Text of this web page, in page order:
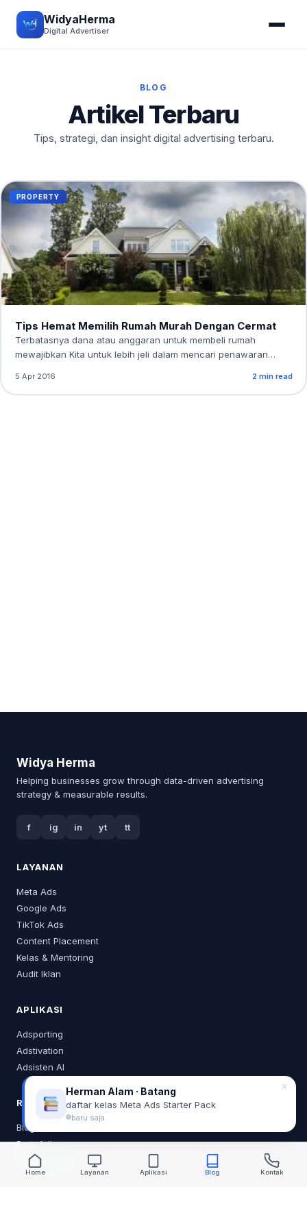
WidyaHerma
Digital Advertiser
BLOG
Artikel Terbaru
Tips, strategi, dan insight digital advertising terbaru.
PROPERTY
Tips Hemat Memilih Rumah Murah Dengan Cermat
Terbatasnya dana atau anggaran untuk membeli rumah
mewajibkan Kita untuk lebih jeli dalam mencari penawaran…
5 Apr 2016 2 min read
Widya Herma
Helping businesses grow through data-driven advertising
strategy & measurable results.
f ig in yt tt
LAYANAN
Meta Ads
Google Ads
TikTok Ads
Content Placement
Kelas & Mentoring
Audit Iklan
APLIKASI
Adsporting
Adstivation
Adsisten AI
RESOURCES
Blog
Portofolio
Tentang Saya
Home Layanan Aplikasi Blog Kontak
Herman Alam · Batang
daftar kelas Meta Ads Starter Pack
baru saja
✕